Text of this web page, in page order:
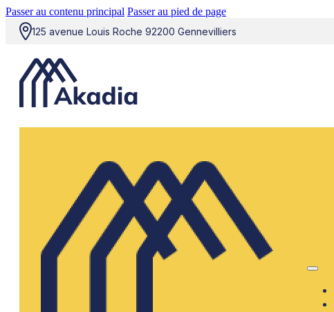
Passer au contenu principal Passer au pied de page
125 avenue Louis Roche 92200 Gennevilliers